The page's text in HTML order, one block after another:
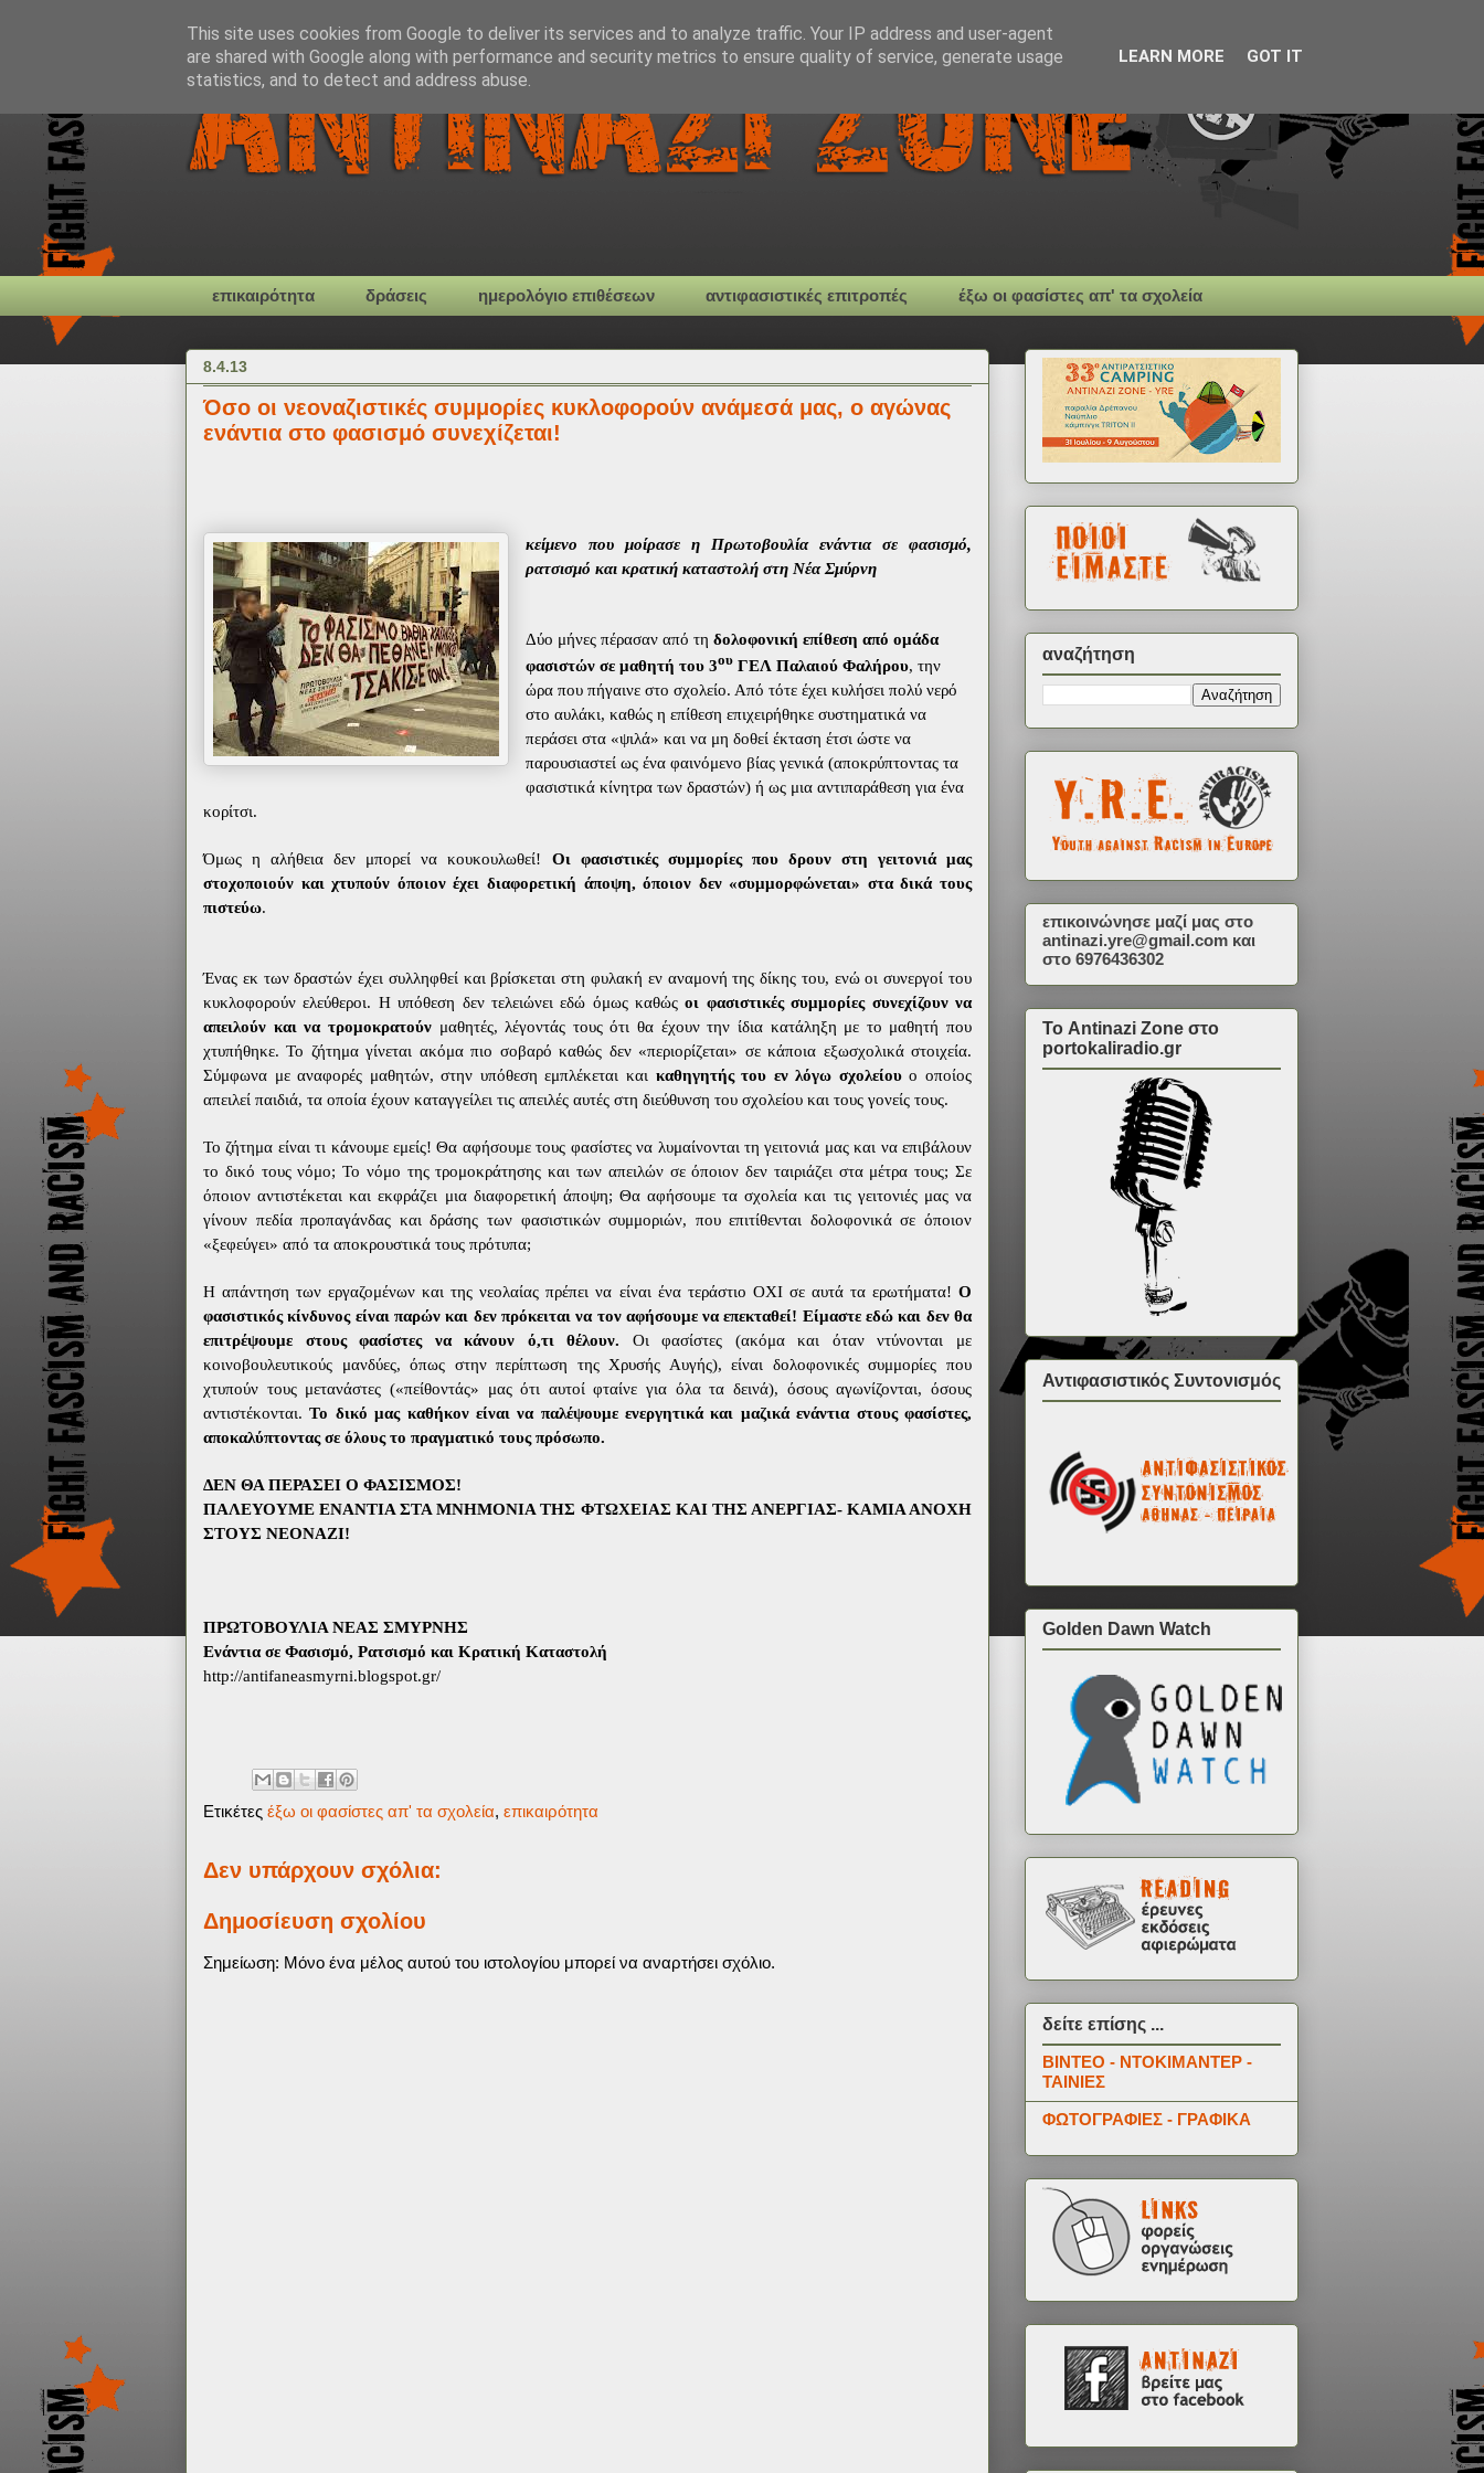
επικαιρότητα δράσεις ημερολόγιο επιθέσεων αντιφασιστικές επιτροπές έξω οι φασίστες απ' τα σχολεία
8.4.13
Όσο οι νεοναζιστικές συμμορίες κυκλοφορούν ανάμεσά μας, ο αγώνας
ενάντια στο φασισμό συνεχίζεται!
κείμενο που μοίρασε η Πρωτοβουλία ενάντια σε φασισμό,
ρατσισμό και κρατική καταστολή στη Νέα Σμύρνη
Δύο μήνες πέρασαν από τη δολοφονική επίθεση από ομάδα
φασιστών σε μαθητή του 3ου ΓΕΛ Παλαιού Φαλήρου, την
ώρα που πήγαινε στο σχολείο. Από τότε έχει κυλήσει πολύ νερό
στο αυλάκι, καθώς η επίθεση επιχειρήθηκε συστηματικά να
περάσει στα «ψιλά» και να μη δοθεί έκταση έτσι ώστε να
παρουσιαστεί ως ένα φαινόμενο βίας γενικά (αποκρύπτοντας τα
φασιστικά κίνητρα των δραστών) ή ως μια αντιπαράθεση για ένα
κορίτσι.
Όμως η αλήθεια δεν μπορεί να κουκουλωθεί! Οι φασιστικές συμμορίες που δρουν στη γειτονιά μας
στοχοποιούν και χτυπούν όποιον έχει διαφορετική άποψη, όποιον δεν «συμμορφώνεται» στα δικά τους
πιστεύω.
Ένας εκ των δραστών έχει συλληφθεί και βρίσκεται στη φυλακή εν αναμονή της δίκης του, ενώ οι συνεργοί του
κυκλοφορούν ελεύθεροι. Η υπόθεση δεν τελειώνει εδώ όμως καθώςοι φασιστικές συμμορίες συνεχίζουν να
απειλούν και να τρομοκρατούνμαθητές, λέγοντάς τους ότι θα έχουν την ίδια κατάληξη με το μαθητή που
χτυπήθηκε. Το ζήτημα γίνεται ακόμα πιο σοβαρό καθώς δεν «περιορίζεται» σε κάποια εξωσχολικά στοιχεία.
Σύμφωνα με αναφορές μαθητών, στην υπόθεση εμπλέκεται και καθηγητής του εν λόγω σχολείουο οποίος
απειλεί παιδιά, τα οποία έχουν καταγγείλει τις απειλές αυτές στη διεύθυνση του σχολείου και τους γονείς τους.
Το ζήτημα είναι τι κάνουμε εμείς! Θα αφήσουμε τους φασίστες να λυμαίνονται τη γειτονιά μας και να επιβάλουν
το δικό τους νόμο; Το νόμο της τρομοκράτησης και των απειλών σε όποιον δεν ταιριάζει στα μέτρα τους; Σε
όποιον αντιστέκεται και εκφράζει μια διαφορετική άποψη; Θα αφήσουμε τα σχολεία και τις γειτονιές μας να
γίνουν πεδία προπαγάνδας και δράσης των φασιστικών συμμοριών, που επιτίθενται δολοφονικά σε όποιον
«ξεφεύγει» από τα αποκρουστικά τους πρότυπα;
Η απάντηση των εργαζομένων και της νεολαίας πρέπει να είναι ένα τεράστιο ΟΧΙ σε αυτά τα ερωτήματα! Ο
φασιστικός κίνδυνος είναι παρών και δεν πρόκειται να τον αφήσουμε να επεκταθεί! Είμαστε εδώ και δεν θα
επιτρέψουμε στους φασίστες να κάνουν ό,τι θέλουν. Οι φασίστες (ακόμα και όταν ντύνονται με
κοινοβουλευτικούς μανδύες, όπως στην περίπτωση της Χρυσής Αυγής), είναι δολοφονικές συμμορίες που
χτυπούν τους μετανάστες («πείθοντάς» μας ότι αυτοί φταίνε για όλα τα δεινά), όσους αγωνίζονται, όσους
αντιστέκονται.Το δικό μας καθήκον είναι να παλέψουμε ενεργητικά και μαζικά ενάντια στους φασίστες,
αποκαλύπτοντας σε όλους το πραγματικό τους πρόσωπο.
ΔΕΝ ΘΑ ΠΕΡΑΣΕΙ Ο ΦΑΣΙΣΜΟΣ!
ΠΑΛΕΥΟΥΜΕ ΕΝΑΝΤΙΑ ΣΤΑ ΜΝΗΜΟΝΙΑ ΤΗΣ ΦΤΩΧΕΙΑΣ ΚΑΙ ΤΗΣ ΑΝΕΡΓΙΑΣ- ΚΑΜΙΑ ΑΝΟΧΗ
ΣΤΟΥΣ ΝΕΟΝΑΖΙ!
ΠΡΩΤΟΒΟΥΛΙΑ ΝΕΑΣ ΣΜΥΡΝΗΣ
Ενάντια σε Φασισμό, Ρατσισμό και Κρατική Καταστολή
http://antifaneasmyrni.blogspot.gr/
Ετικέτες έξω οι φασίστες απ' τα σχολεία, επικαιρότητα
Δεν υπάρχουν σχόλια:
Δημοσίευση σχολίου
Σημείωση: Μόνο ένα μέλος αυτού του ιστολογίου μπορεί να αναρτήσει σχόλιο.
αναζήτηση
επικοινώνησε μαζί μας στο
antinazi.yre@gmail.com και
στο 6976436302
Το Antinazi Zone στο
portokaliradio.gr
Αντιφασιστικός Συντονισμός
Golden Dawn Watch
δείτε επίσης ...
ΒΙΝΤΕΟ - ΝΤΟΚΙΜΑΝΤΕΡ -
ΤΑΙΝΙΕΣ
ΦΩΤΟΓΡΑΦΙΕΣ - ΓΡΑΦΙΚΑ
This site uses cookies from Google to deliver its services and to analyze traffic. Your IP address and user-agent
are shared with Google along with performance and security metrics to ensure quality of service, generate usage
statistics, and to detect and address abuse.
LEARN MORE GOT IT